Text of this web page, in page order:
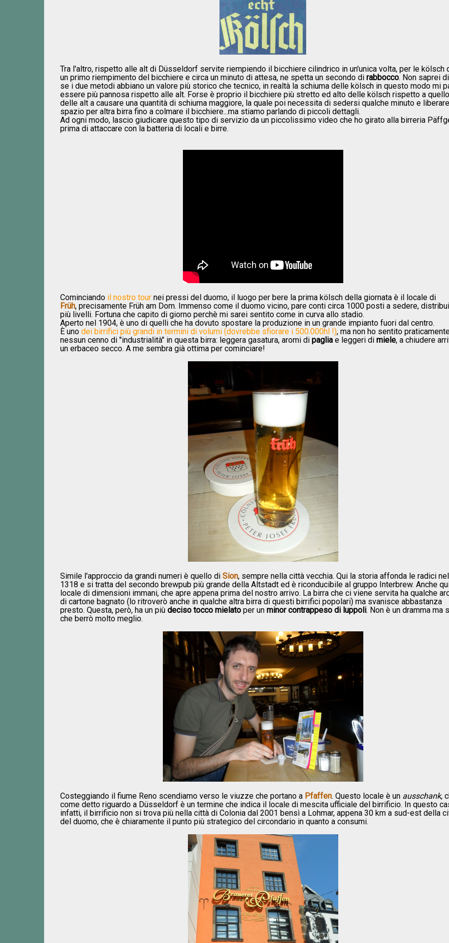
Tra l'altro, rispetto alle alt di Düsseldorf servite riempiendo il bicchiere cilindrico in un'unica volta, per le kölsch
un primo riempimento del bicchiere e circa un minuto di attesa, ne spetta un secondo di rabbocco. Non saprei
se i due metodi abbiano un valore più storico che tecnico, in realtà la schiuma delle kölsch in questo modo mi
essere più pannosa rispetto alle alt. Forse è proprio il bicchiere più stretto ed alto delle kölsch rispetto a quello
delle alt a causare una quantità di schiuma maggiore, la quale poi necessita di sedersi qualche minuto e liberare
spazio per altra birra fino a colmare il bicchiere...ma stiamo parlando di piccoli dettagli.
Ad ogni modo, lascio giudicare questo tipo di servizio da un piccolissimo video che ho girato alla birreria
prima di attaccare con la batteria di locali e birre.
Cominciando il nostro tournei pressi del duomo, il luogo per bere la prima kölsch della giornata è il locale di
Früh, precisamente Früh am Dom. Immenso come il duomo vicino, pare conti circa 1000 posti a sedere,
più livelli. Fortuna che capito di giorno perchè mi sarei sentito come in curva allo stadio.
Aperto nel 1904, è uno di quelli che ha dovuto spostare la produzione in un grande impianto fuori dal centro.
È uno dei birrifici più grandi in termini di volumi (dovrebbe sfiorare i 500.000hl !), ma non ho sentito
nessun cenno di "industrialità" in questa birra: leggera gasatura, aromi di pagliae leggeri di miele, a chiudere
un erbaceo secco. A me sembra già ottima per cominciare!
Simile l'approccio da grandi numeri è quello di Sion, sempre nella città vecchia. Qui la storia affonda le radici nel
1318 e si tratta del secondo brewpub più grande della Altstadt ed è riconducibile al gruppo Interbrew. Anche
locale di dimensioni immani, che apre appena prima del nostro arrivo. La birra che ci viene servita ha qualche
di cartone bagnato (lo ritroverò anche in qualche altra birra di questi birrifici popolari) ma svanisce abbastanza
presto. Questa, però, ha un più deciso tocco mielatoper un minor contrappeso di luppoli. Non è un dramma ma
che berrò molto meglio.
Costeggiando il fiume Reno scendiamo verso le viuzze che portano a Pfaffen. Questo locale è un ausschank,
come detto riguardo a Düsseldorf è un termine che indica il locale di mescita ufficiale del birrificio. In questo
infatti, il birrificio non si trova più nella città di Colonia dal 2001 bensì a Lohmar, appena 30 km a sud-est della
del duomo, che è chiaramente il punto più strategico del circondario in quanto a consumi.